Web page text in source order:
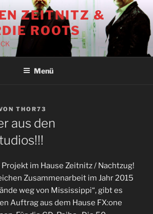
ZEITNITZ &
ROOTS
Menü
THOR73
aus den
im Hause Zeitnitz / Nachtzug!
Zusammenarbeit im Jahr 2015
weg von Mississippi“, gibt es
Auftrag aus dem Hause FX:one